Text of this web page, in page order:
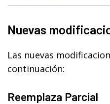
Nuevas
Las nuevas
continuación:
Reemplaza Parcial